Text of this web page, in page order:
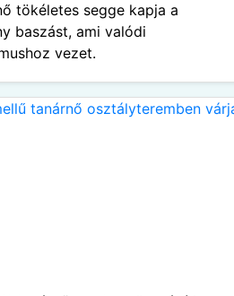
tökéletes segge kapja a
baszást, ami valódi
vezet.